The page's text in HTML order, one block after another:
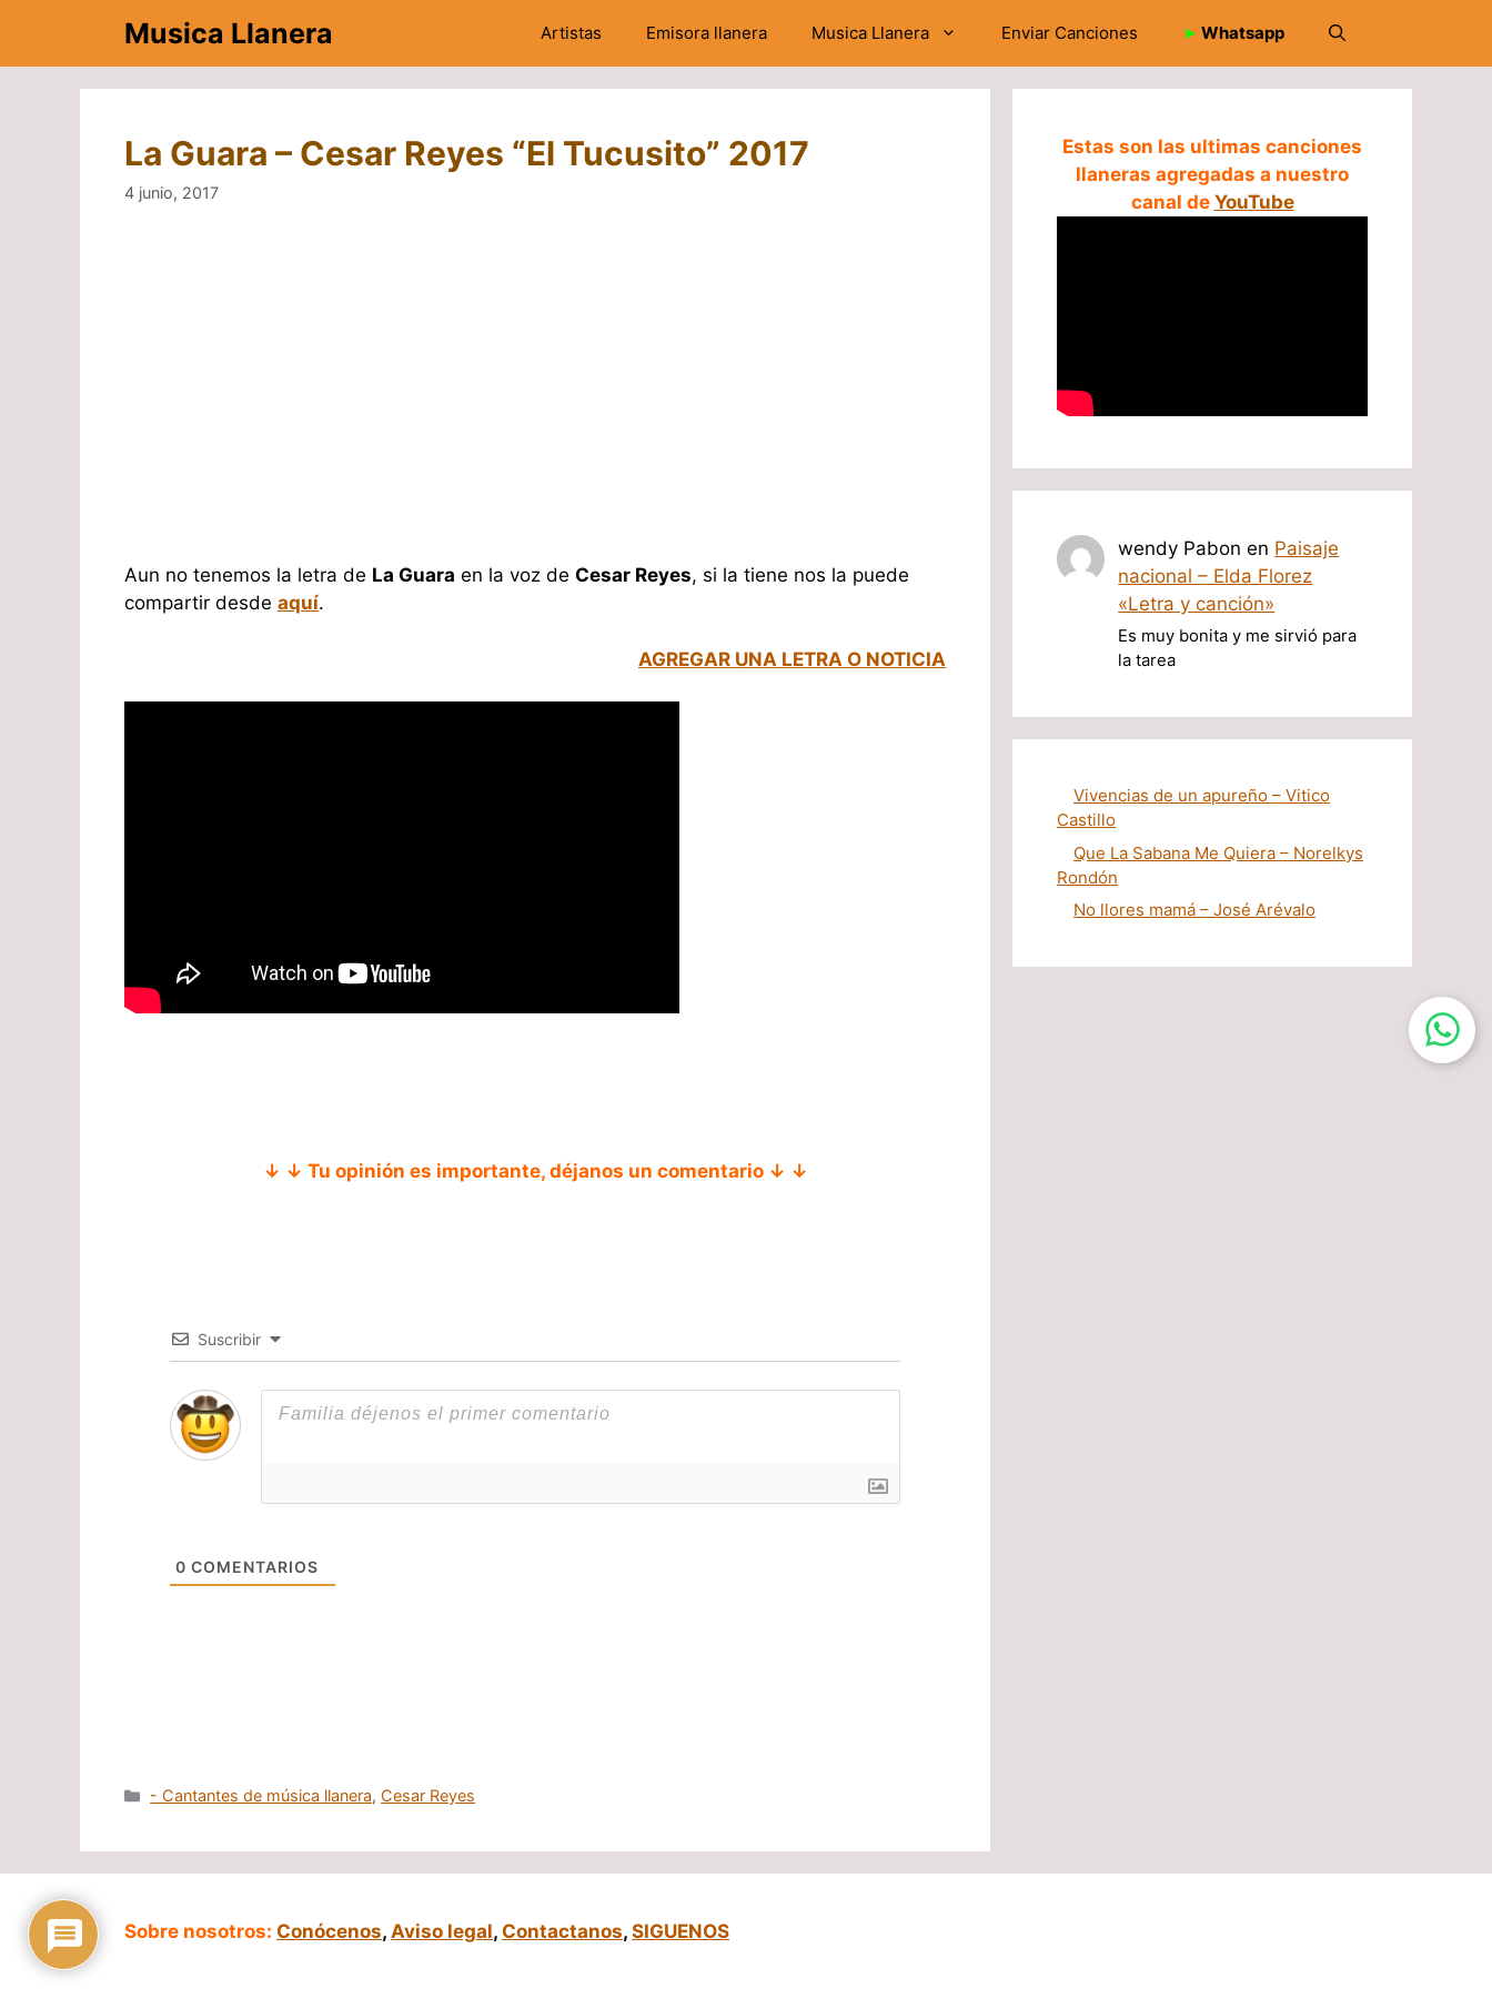
contenido
Musica Llanera Artistas Emisora llanera Musica Llanera Enviar Canciones ➤ Whatsapp
La Guara – Cesar Reyes “El Tucusito” 2017
4 junio, 2017
Aun no tenemos la letra de La Guara en la voz de Cesar Reyes, si la tiene nos la puede
compartir desde aquí.
AGREGAR UNA LETRA O NOTICIA
↓ ↓ Tu opinión es importante, déjanos un comentario ↓ ↓
Suscribir
0 COMENTARIOS
Categorías
- Cantantes de música llanera, Cesar Reyes
Estas son las ultimas canciones
llaneras agregadas a nuestro
canal de YouTube
wendy Pabon en Paisaje
nacional – Elda Florez
«Letra y canción»
Es muy bonita y me sirvió para
la tarea
Vivencias de un apureño – Vitico
Castillo
Que La Sabana Me Quiera – Norelkys
Rondón
No llores mamá – José Arévalo
Sobre nosotros: Conócenos, Aviso legal, Contactanos, SIGUENOS